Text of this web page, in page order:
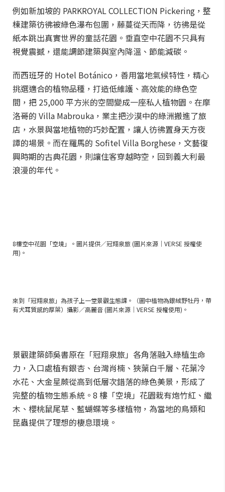
例如新加坡的 PARKROYAL COLLECTION Pickering，整
棟建築彷彿被綠色瀑布包圍，藤蔓從天而降，彷彿是從
紙本跳出真實世界的童話花園。垂直空中花園不只具有
視覺震撼，還能調節建築與室內降溫、節能減碳。
而西班牙的 Hotel Botánico，善用當地氣候特性，精心
挑選適合的植物品種，打造低維護、高效能的綠色空
間，把 25,000 平方米的空間變成一座私人植物園。在摩
洛哥的 Villa Mabrouka，業主把沙漠中的綠洲搬進了旅
店，水景與當地植物的巧妙配置，讓人彷彿置身天方夜
譚的場景。而在羅馬的 Sofitel Villa Borghese，文藝復
興時期的古典花園，則讓住客穿越時空，回到義大利最
浪漫的年代。
8樓空中花園「空境」。圖片提供／冠翔泉旅 (圖片來源｜VERSE 授權使
用)。
來到「冠翔泉旅」為孩子上一堂景觀生態課。（圖中植物為銀絨野牡丹，帶
有犬耳質感的厚葉）攝影／高麗音 (圖片來源｜VERSE 授權使用)。
景觀建築師吳書原在「冠翔泉旅」各角落融入綠植生命
力，入口處植有銀杏、台灣肖楠、狹葉白千層、花葉冷
水花、大金星蕨從高到低層次錯落的綠色美景，形成了
完整的植物生態系統。8 樓「空境」花園栽有炮竹紅、繼
木、櫻桃鼠尾草、藍蝴蝶等多樣植物，為當地的鳥類和
昆蟲提供了理想的棲息環境。